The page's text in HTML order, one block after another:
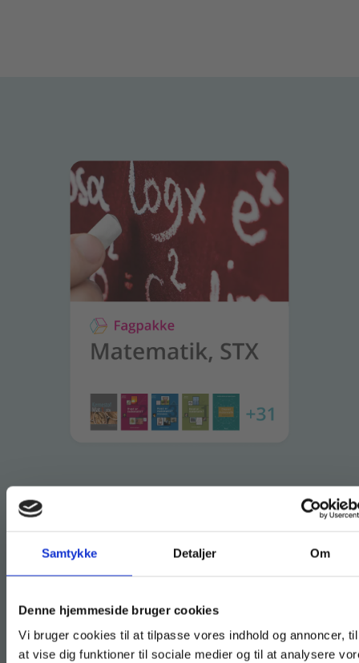
Samtykke Detaljer Om
Denne hjemmeside bruger cookies
Vi bruger cookies til at tilpasse vores indhold og annoncer, til
at vise dig funktioner til sociale medier og til at analysere
Kernestof Mat3, stx
med en fagpakke
Kernestof Mat3, stxer en del af
vores fagpakke til matematik, STX.
Fortsæt som: